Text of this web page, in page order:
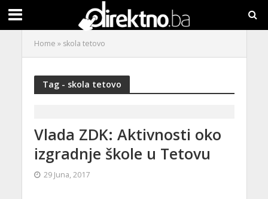
Home » skola tetovo
Tag - skola tetovo
Vlada ZDK: Aktivnosti oko
izgradnje škole u Tetovu
29 Juna, 2017